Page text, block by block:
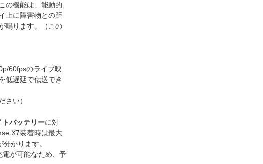
の機能は、能動的
上に障害物との距
鳴ります。（この
60fpsのライブ映
低遅延で伝送でき
さい）
バッテリーに対
X7装着時は最大
分かります。
が可能なため、予